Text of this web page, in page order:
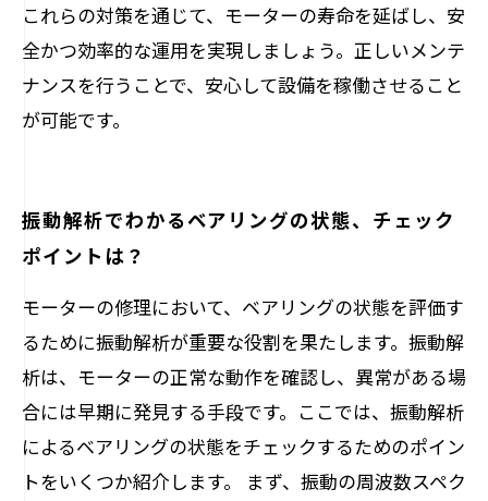
これらの対策を通じて、モーターの寿命を延ばし、安
全かつ効率的な運用を実現しましょう。正しいメンテ
ナンスを行うことで、安心して設備を稼働させること
が可能です。
振動解析でわかるベアリングの状態、チェック
ポイントは？
モーターの修理において、ベアリングの状態を評価す
るために振動解析が重要な役割を果たします。振動解
析は、モーターの正常な動作を確認し、異常がある場
合には早期に発見する手段です。ここでは、振動解析
によるベアリングの状態をチェックするためのポイン
トをいくつか紹介します。 まず、振動の周波数スペク